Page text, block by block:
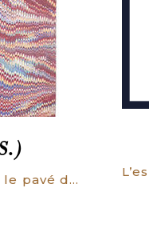
Notice historique sur le pavé de Paris depuis Philippe-Auguste jusqu’à nos jours.